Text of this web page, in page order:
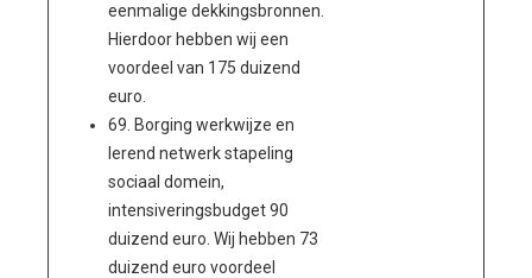
eenmalige dekkingsbronnen.
Hierdoor hebben wij een
voordeel van 175 duizend
euro.
69. Borging werkwijze en
lerend netwerk stapeling
sociaal domein,
intensiveringsbudget 90
duizend euro. Wij hebben 73
duizend euro voordeel